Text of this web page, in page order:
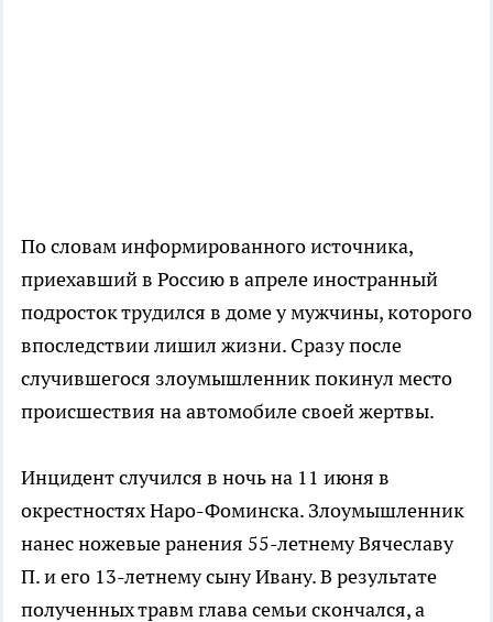
По словам информированного источника,
приехавший в Россию в апреле иностранный
подросток трудился в доме у мужчины, которого
впоследствии лишил жизни. Сразу после
случившегося злоумышленник покинул место
происшествия на автомобиле своей жертвы.
Инцидент случился в ночь на 11 июня в
окрестностях Наро-Фоминска. Злоумышленник
нанес ножевые ранения 55-летнему Вячеславу
П. и его 13-летнему сыну Ивану. В результате
полученных травм глава семьи скончался, а